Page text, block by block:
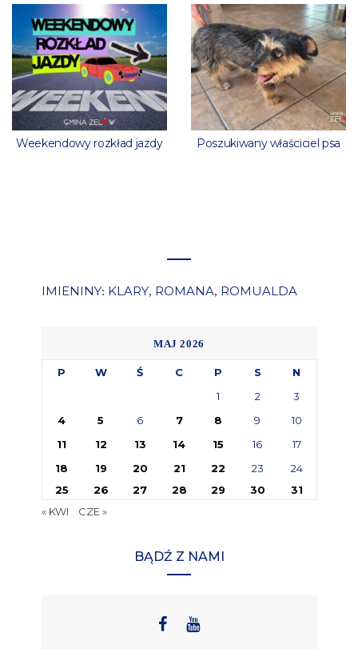
Weekendowy rozkład jazdy Poszukiwany właściciel psa
IMIENINY: KLARY, ROMANA, ROMUALDA
MAJ 2026
P W Ś C P S
N
1
2
3
4
5 6 7 8 9
10
11
12 13 14 15 16
17
18
19 20 21 22 23
24
25
26 27 28 29 30
31
« KWI
CZE »
BĄDŹ Z NAMI